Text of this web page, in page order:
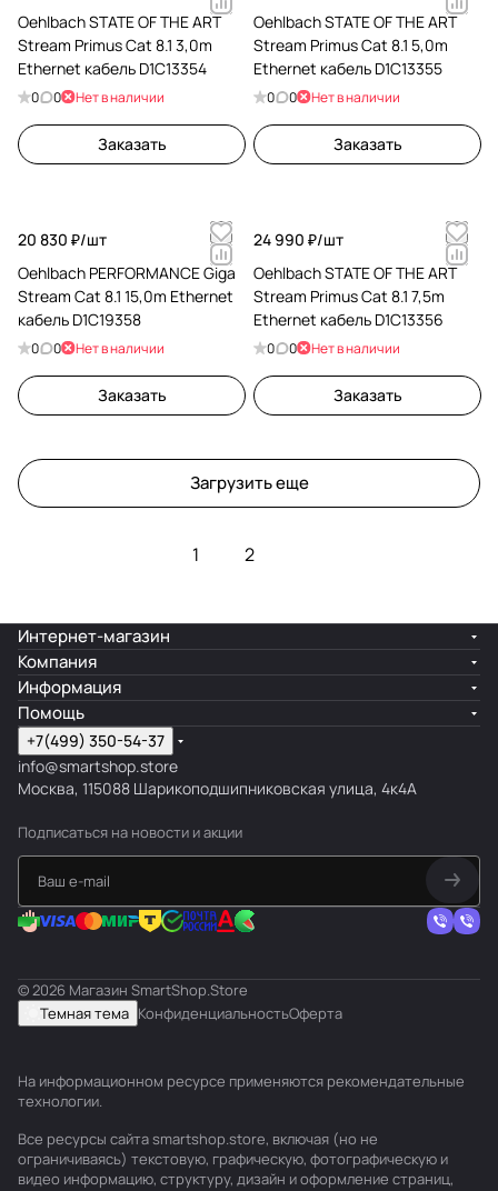
Oehlbach STATE OF THE ART
Stream Primus Cat 8.1 3,0m
Ethernet кабель D1C13354
0 0 Нет в наличии
Заказать
Oehlbach STATE OF THE ART
Stream Primus Cat 8.1 5,0m
Ethernet кабель D1C13355
0 0 Нет в наличии
Заказать
20 830 ₽/шт
Oehlbach PERFORMANCE Giga
Stream Cat 8.1 15,0m Ethernet
кабель D1C19358
0 0 Нет в наличии
Заказать
24 990 ₽/шт
Oehlbach STATE OF THE ART
Stream Primus Cat 8.1 7,5m
Ethernet кабель D1C13356
0 0 Нет в наличии
Заказать
Загрузить еще
1 2
Интернет-магазин
Компания
Информация
Помощь
+7(499) 350-54-37
info@smartshop.store
Москва, 115088 Шарикоподшипниковская улица, 4к4А
Подписаться на новости и акции
© 2026 Магазин SmartShop.Store
Темная тема КонфиденциальностьОферта
На информационном ресурсе применяются рекомендательные
технологии.
Все ресурсы сайта smartshop.store, включая (но не
ограничиваясь) текстовую, графическую, фотографическую и
видео информацию, структуру, дизайн и оформление страниц,